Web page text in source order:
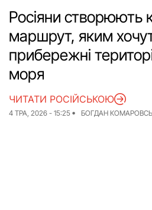
Про нас
Гроші
Інструкції
ЖКГ
Росіяни створюють
маршрут, яким
прибережні
моря
4 ТРА, 2026 - 15:25 БОГДАН
ЧИТАТИ РОСІЙСЬКОЮ